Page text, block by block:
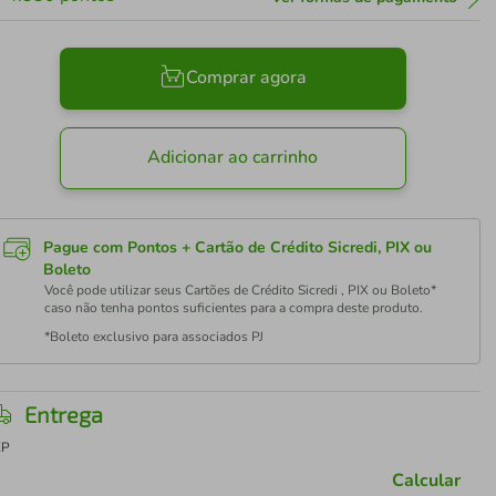
Comprar agora
Adicionar ao carrinho
Pague com Pontos + Cartão de Crédito Sicredi, PIX ou
Boleto
Você pode utilizar seus Cartões de Crédito Sicredi , PIX ou Boleto*
caso não tenha pontos suficientes para a compra deste produto.
*Boleto exclusivo para associados PJ
Entrega
Calcular